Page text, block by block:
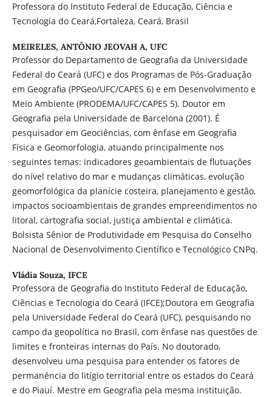
Professora do Instituto Federal de Educação, Ciência e
Tecnologia do Ceará,Fortaleza, Ceará, Brasil
MEIRELES, ANTÔNIO JEOVAH A, UFC
Professor do Departamento de Geografia da Universidade
Federal do Ceará (UFC) e dos Programas de Pós-Graduação
em Geografia (PPGeo/UFC/CAPES 6) e em Desenvolvimento e
Meio Ambiente (PRODEMA/UFC/CAPES 5). Doutor em
Geografia pela Universidade de Barcelona (2001). É
pesquisador em Geociências, com ênfase em Geografia
Física e Geomorfologia, atuando principalmente nos
seguintes temas: indicadores geoambientais de flutuações
do nível relativo do mar e mudanças climáticas, evolução
geomorfológica da planície costeira, planejamento e gestão,
impactos socioambientais de grandes empreendimentos no
litoral, cartografia social, justiça ambiental e climática.
Bolsista Sênior de Produtividade em Pesquisa do Conselho
Nacional de Desenvolvimento Científico e Tecnológico CNPq.
Vládia Souza, IFCE
Professora de Geografia do Instituto Federal de Educação,
Ciências e Tecnologia do Ceará (IFCE);Doutora em Geografia
pela Universidade Federal do Ceará (UFC), pesquisando no
campo da geopolítica no Brasil, com ênfase nas questões de
limites e fronteiras internas do País. No doutorado,
desenvolveu uma pesquisa para entender os fatores de
permanência do litígio territorial entre os estados do Ceará
e do Piauí. Mestre em Geografia pela mesma instituição.